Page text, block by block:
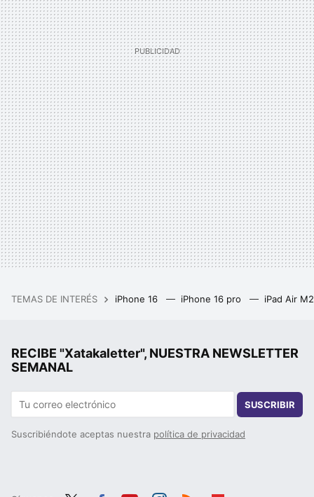
TEMAS DE INTERÉS iPhone 16 iPhone 16 pro iPad Air
RECIBE "Xatakaletter", NUESTRA NEWSLETTER
SEMANAL
SUSCRIBIR
Suscribiéndote aceptas nuestra política de privacidad